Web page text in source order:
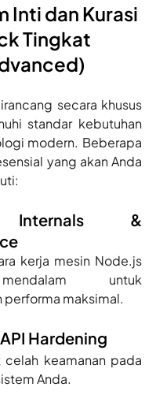
Inti dan Kurasi
Tingkat
secara khusus
standar kebutuhan
modern. Beberapa
yang akan Anda
Internals &
kerja mesin Node.js
untuk
performa maksimal.
Hardening
celah keamanan pada
Anda.